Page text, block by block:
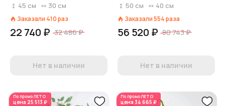
45 см 30 см
Заказали 410раз
22 740 ₽ 32 486 ₽
Нет в наличии
пионы»
50 см 40 см
Заказали554раза
56 520 ₽ 80 743 ₽
Нет в наличии
По промоЛЕТО
цена 25 513 ₽
По промоЛЕТО
цена 34 665 ₽